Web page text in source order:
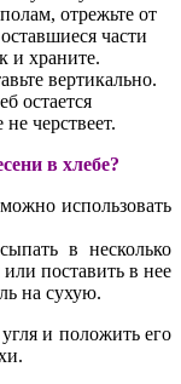
отрежьте от
части
и храните.
вертикально.
остается
черствеет.
в хлебе?
использовать
в несколько
поставить в нее
на сухую.
и положить его